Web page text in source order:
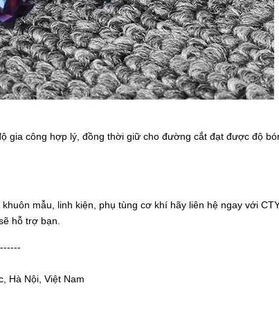
gia công hợp lý, đồng thời giữ cho đường cắt đạt được độ
mẫu, linh kiện, phụ tùng cơ khí hãy liên hệ ngay với
hỗ trợ bạn.
Hà Nội, Việt Nam